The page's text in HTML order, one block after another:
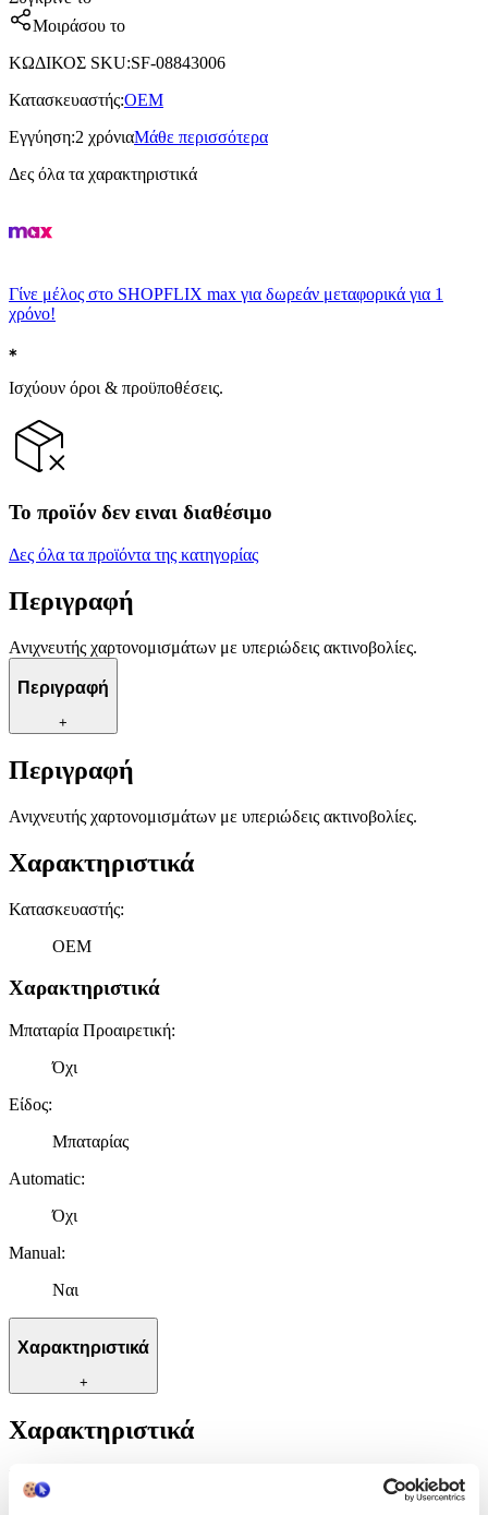
Μοιράσου το
ΚΩΔΙΚΟΣ SKU:SF-08843006
Κατασκευαστής:OEM
Εγγύηση:2 χρόνιαΜάθε περισσότερα
Δες όλα τα χαρακτηριστικά
Γίνε μέλος στο SHOPFLIX max για δωρεάν μεταφορικά για 1
χρόνο!
Ισχύουν όροι & προϋποθέσεις.
Το προϊόν δεν ειναι διαθέσιμο
Δες όλα τα προϊόντα της κατηγορίας
Περιγραφή
Ανιχνευτής χαρτονομισμάτων με υπεριώδεις ακτινοβολίες.
Περιγραφή
+
Περιγραφή
Ανιχνευτής χαρτονομισμάτων με υπεριώδεις ακτινοβολίες.
Χαρακτηριστικά
Κατασκευαστής:
OEM
Χαρακτηριστικά
Μπαταρία Προαιρετική:
Όχι
Είδος:
Μπαταρίας
Automatic:
Όχι
Manual:
Ναι
Χαρακτηριστικά
+
Χαρακτηριστικά